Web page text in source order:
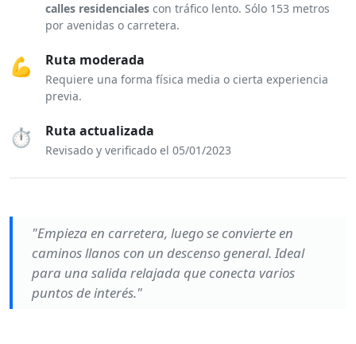
calles residenciales con tráfico lento. Sólo 153 metros
por avenidas o carretera.
💪 Ruta moderada
Requiere una forma física media o cierta experiencia
previa.
⏱️ Ruta actualizada
Revisado y verificado el 05/01/2023
"Empieza en carretera, luego se convierte en
caminos llanos con un descenso general. Ideal
para una salida relajada que conecta varios
puntos de interés."